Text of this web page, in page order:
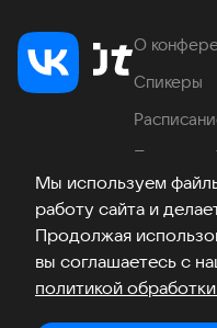
Мы используем
работу сайта и
Продолжая
вы соглашаетесь с
политикой
О
Спикеры
Продукты
Место
Часто
ТелеграмВКонтакте
Хабр
Возникли вопросы?